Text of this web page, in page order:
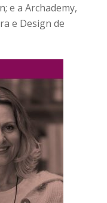
e a Archademy,
e Design de